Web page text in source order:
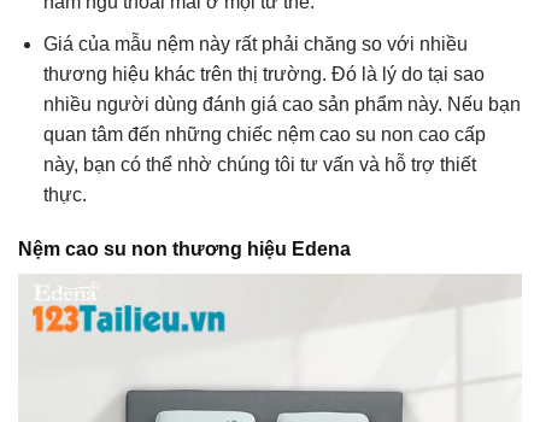
Giá của mẫu nệm này rất phải chăng so với nhiều
thương hiệu khác trên thị trường. Đó là lý do tại sao
nhiều người dùng đánh giá cao sản phẩm này. Nếu bạn
quan tâm đến những chiếc nệm cao su non cao cấp
này, bạn có thể nhờ chúng tôi tư vấn và hỗ trợ thiết
thực.
Nệm cao su non thương hiệu Edena